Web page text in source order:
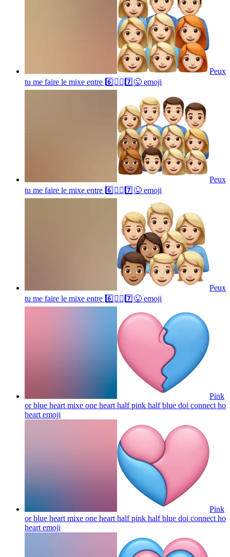
Peux
tu me faire le mixe entre 6️⃣🤷‍♂️7️⃣😜 emoji
Peux
tu me faire le mixe entre 6️⃣🤷‍♂️7️⃣😜 emoji
Peux
tu me faire le mixe entre 6️⃣🤷‍♂️7️⃣😜 emoji
Pink
or blue heart mixe one heart half pink half blue doi connect ho
heart emoji
Pink
or blue heart mixe one heart half pink half blue doi connect ho
heart emoji